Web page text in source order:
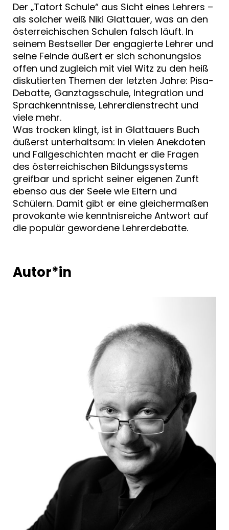
Der „Tatort Schule“ aus Sicht eines Lehrers –
als solcher weiß Niki Glattauer, was an den
österreichischen Schulen falsch läuft. In
seinem Bestseller Der engagierte Lehrer und
seine Feinde äußert er sich schonungslos
offen und zugleich mit viel Witz zu den heiß
diskutierten Themen der letzten Jahre: Pisa-
Debatte, Ganztagsschule, Integration und
Sprachkenntnisse, Lehrerdienstrecht und
viele mehr.
Was trocken klingt, ist in Glattauers Buch
äußerst unterhaltsam: In vielen Anekdoten
und Fallgeschichten macht er die Fragen
des österreichischen Bildungssystems
greifbar und spricht seiner eigenen Zunft
ebenso aus der Seele wie Eltern und
Schülern. Damit gibt er eine gleichermaßen
provokante wie kenntnisreiche Antwort auf
die populär gewordene Lehrerdebatte.
Autor*in